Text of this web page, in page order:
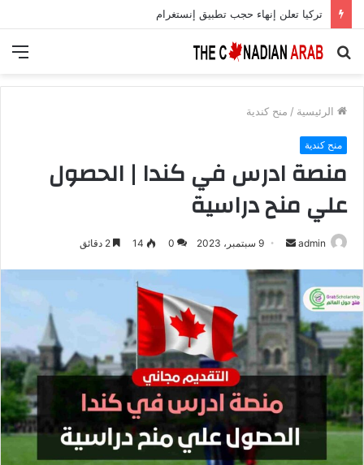
تركيا تعلن إنهاء حجب تطبيق إنستغرام
بحث
الرئيسية / منح كندية
منح كندية
منصة ادرس في كندا | الحصول
علي منح دراسية
admin
أرسل
إلكترونيا
9 سبتمبر، 2023 0
14